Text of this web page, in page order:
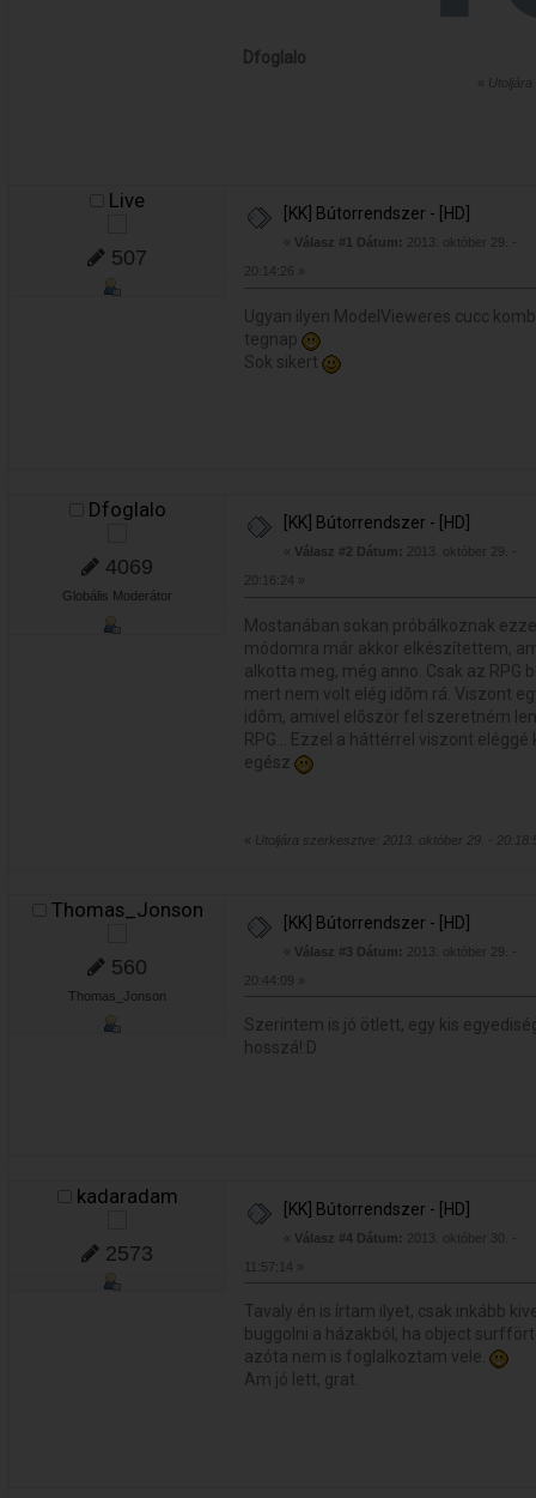
Dfoglalo
«
Live
507
[KK] Bútorrendszer - [HD]
« Válasz #1 Dátum: 2013. október 29. -
20:14:26 »
Ugyan ilyen ModelVieweres cucc
tegnap
Sok sikert
Dfoglalo
4069
Globális Moderátor
[KK] Bútorrendszer - [HD]
« Válasz #2 Dátum:
2013. október 29. -
20:16:24 »
Mostanában sokan próbálkoznak
módomra már akkor elkészítettem,
alkotta meg, még anno. Csak az RPG
mert nem volt elég idõm rá. Viszont
idõm, amivel elõször fel szeretném
RPG... Ezzel a háttérrel viszont
egész
« Utoljára szerkesztve: 2013. október 29. -
Thomas_Jonson
560
Thomas_Jonson
[KK] Bútorrendszer - [HD]
« Válasz #3 Dátum:
2013. október 29. -
20:44:09 »
Szerintem is jó ötlett, egy kis
hosszá!:D
kadaradam
2573
[KK] Bútorrendszer - [HD]
« Válasz #4 Dátum:
2013. október 30. -
11:57:14 »
Tavaly én is írtam ilyet, csak inkább
buggolni a házakból, ha object
azóta nem is foglalkoztam vele.
Am jó lett, grat.